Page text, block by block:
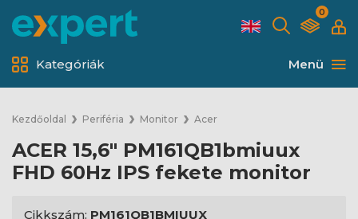
0
Menü
Kategóriák
Kezdőoldal Periféria Monitor Acer
ACER 15,6" PM161QB1bmiuux
FHD 60Hz IPS fekete monitor
Cikkszám: PM161QB1BMIUUX